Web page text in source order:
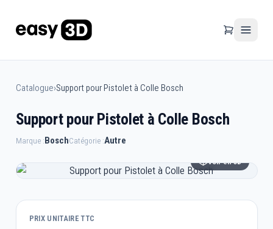
Catalogue›Support pour Pistolet à Colle Bosch
Support pour Pistolet à Colle Bosch
Marque :BoschCatégorie :Autre
Voir en 3D
PRIX UNITAIRE TTC